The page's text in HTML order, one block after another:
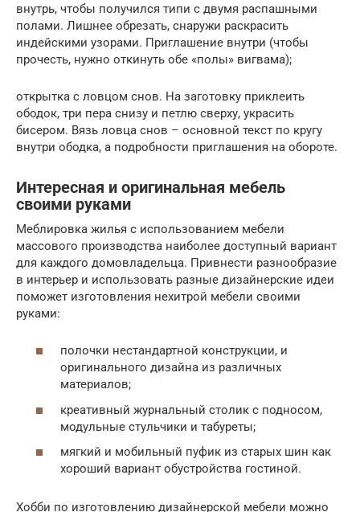
внутрь, чтобы получился типи с двумя распашными
полами. Лишнее обрезать, снаружи раскрасить
индейскими узорами. Приглашение внутри (чтобы
прочесть, нужно откинуть обе «полы» вигвама);
открытка с ловцом снов. На заготовку приклеить
ободок, три пера снизу и петлю сверху, украсить
бисером. Вязь ловца снов – основной текст по кругу
внутри ободка, а подробности приглашения на обороте.
Интересная и оригинальная мебель
своими руками
Меблировка жилья с использованием мебели
массового производства наиболее доступный вариант
для каждого домовладельца. Привнести разнообразие
в интерьер и использовать разные дизайнерские идеи
поможет изготовления нехитрой мебели своими
руками:
полочки нестандартной конструкции, и
оригинального дизайна из различных
материалов;
креативный журнальный столик с подносом,
модульные стульчики и табуреты;
мягкий и мобильный пуфик из старых шин как
хороший вариант обустройства гостиной.
Хобби по изготовлению дизайнерской мебели можно